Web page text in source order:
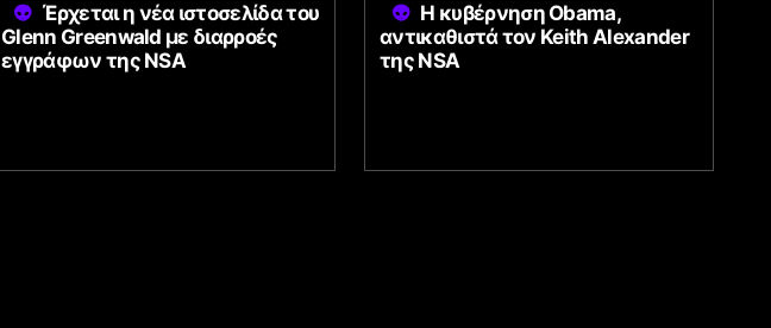
Έρχεται η νέα ιστοσελίδα του
Glenn Greenwald με διαρροές
εγγράφων της NSA
Η κυβέρνηση Obama,
αντικαθιστά τον Keith Alexander
της NSA